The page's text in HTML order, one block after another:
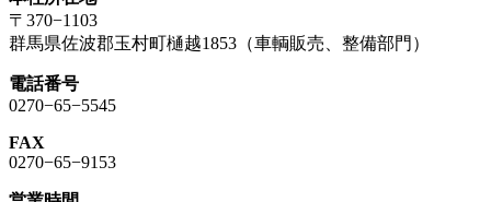
〒370−1103
群馬県佐波郡玉村町樋越1853（車輌販売、整備部門）
電話番号
0270−65−5545
FAX
0270−65−9153